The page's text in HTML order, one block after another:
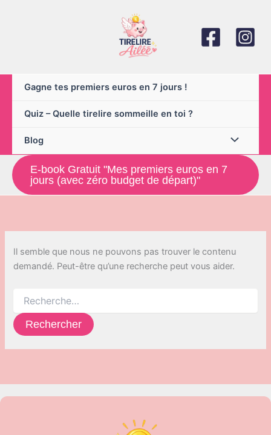
Gagne tes premiers euros en 7 jours !
Quiz – Quelle tirelire sommeille en toi ?
Blog
E-book Gratuit "Mes premiers euros en 7
jours (avec zéro budget de départ)"
Il semble que nous ne pouvons pas trouver le contenu
demandé. Peut-être qu’une recherche peut vous aider.